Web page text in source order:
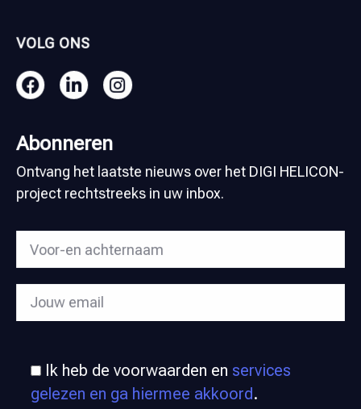
VOLG ONS
Abonneren
Ontvang het laatste nieuws over het DIGI HELICON-
project rechtstreeks in uw inbox.
Ik heb de voorwaarden en services
gelezen en ga hiermee akkoord.